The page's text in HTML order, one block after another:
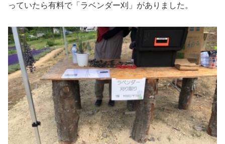
っていたら有料で「ラベンダー刈」がありました。